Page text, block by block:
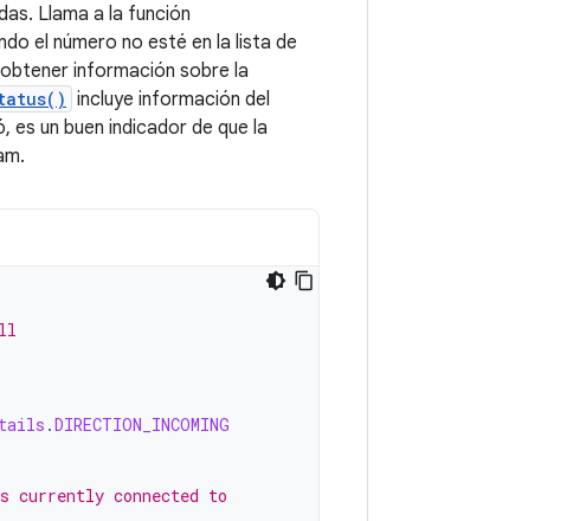
Llama a la función
el número no esté en la lista de
información sobre la
incluye información del
un buen indicador de que la
.DIRECTION_INCOMING
currently connected to